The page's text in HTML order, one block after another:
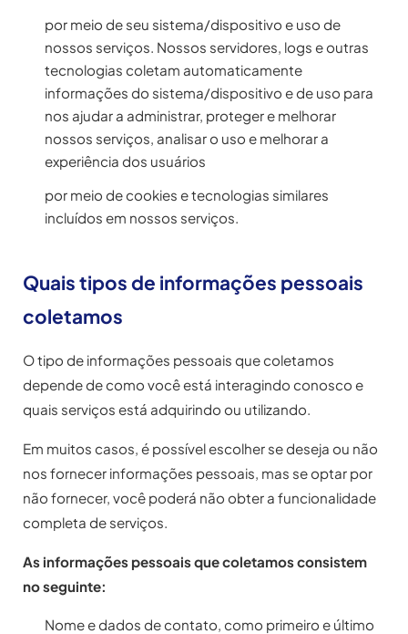
por meio de seu sistema/dispositivo e uso de
nossos serviços. Nossos servidores, logs e outras
tecnologias coletam automaticamente
informações do sistema/dispositivo e de uso para
nos ajudar a administrar, proteger e melhorar
nossos serviços, analisar o uso e melhorar a
experiência dos usuários
por meio de cookies e tecnologias similares
incluídos em nossos serviços.
Quais tipos de informações pessoais
coletamos
O tipo de informações pessoais que coletamos
depende de como você está interagindo conosco e
quais serviços está adquirindo ou utilizando.
Em muitos casos, é possível escolher se deseja ou não
nos fornecer informações pessoais, mas se optar por
não fornecer, você poderá não obter a funcionalidade
completa de serviços.
As informações pessoais que coletamos consistem
no seguinte:
Nome e dados de contato, como primeiro e último